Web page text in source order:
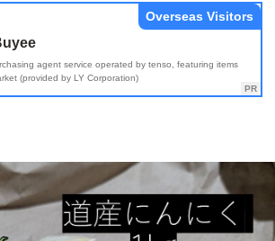
agent service operated by tenso, featuring items
(provided by LY Corporation)
Overseas Visitors